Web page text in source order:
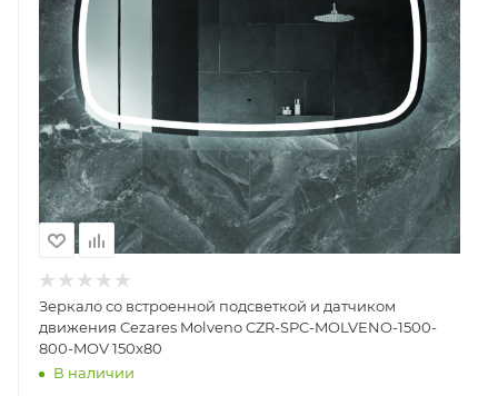
Зеркало со встроенной подсветкой и датчиком
движения Cezares Molveno CZR-SPC-MOLVENO-1500-
800-MOV 150x80
В наличии